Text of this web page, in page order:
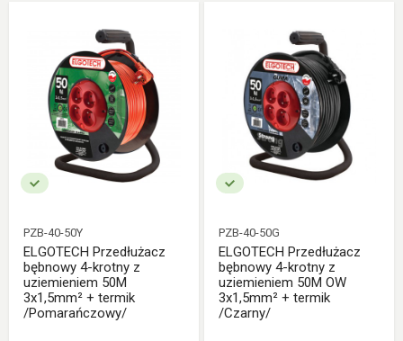
PZB-40-50Y
ELGOTECH Przedłużacz
bębnowy 4-krotny z
uziemieniem 50M
3x1,5mm² + termik
/Pomarańczowy/
PZB-40-50G
ELGOTECH Przedłużacz
bębnowy 4-krotny z
uziemieniem 50M OW
3x1,5mm² + termik
/Czarny/